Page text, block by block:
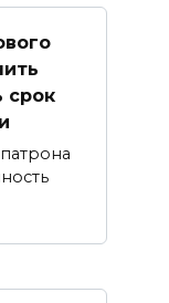
срок